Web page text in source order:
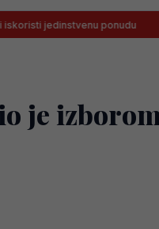
ponudu
je izborom